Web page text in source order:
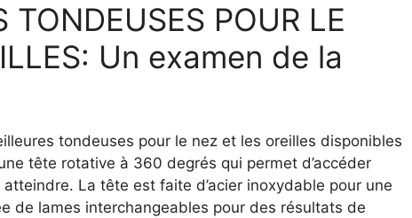
TONDEUSES POUR LE
Un examen de la
tondeuses pour le nez et les oreilles disponibles
tête rotative à 360 degrés qui permet d’accéder
La tête est faite d’acier inoxydable pour une
de lames interchangeables pour des résultats de